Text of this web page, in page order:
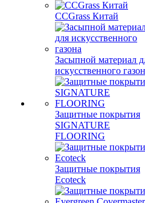
CCGrass Китай
Засыпной материал
искусственного
Защитные покрытия
SIGNATURE
FLOORING
Защитные покрытия
Ecoteck